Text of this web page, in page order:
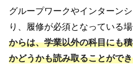
グループワークやインターン
り、履修が必須となっている場
からは、学業以外の科目にも
かどうかも読み取ることがで